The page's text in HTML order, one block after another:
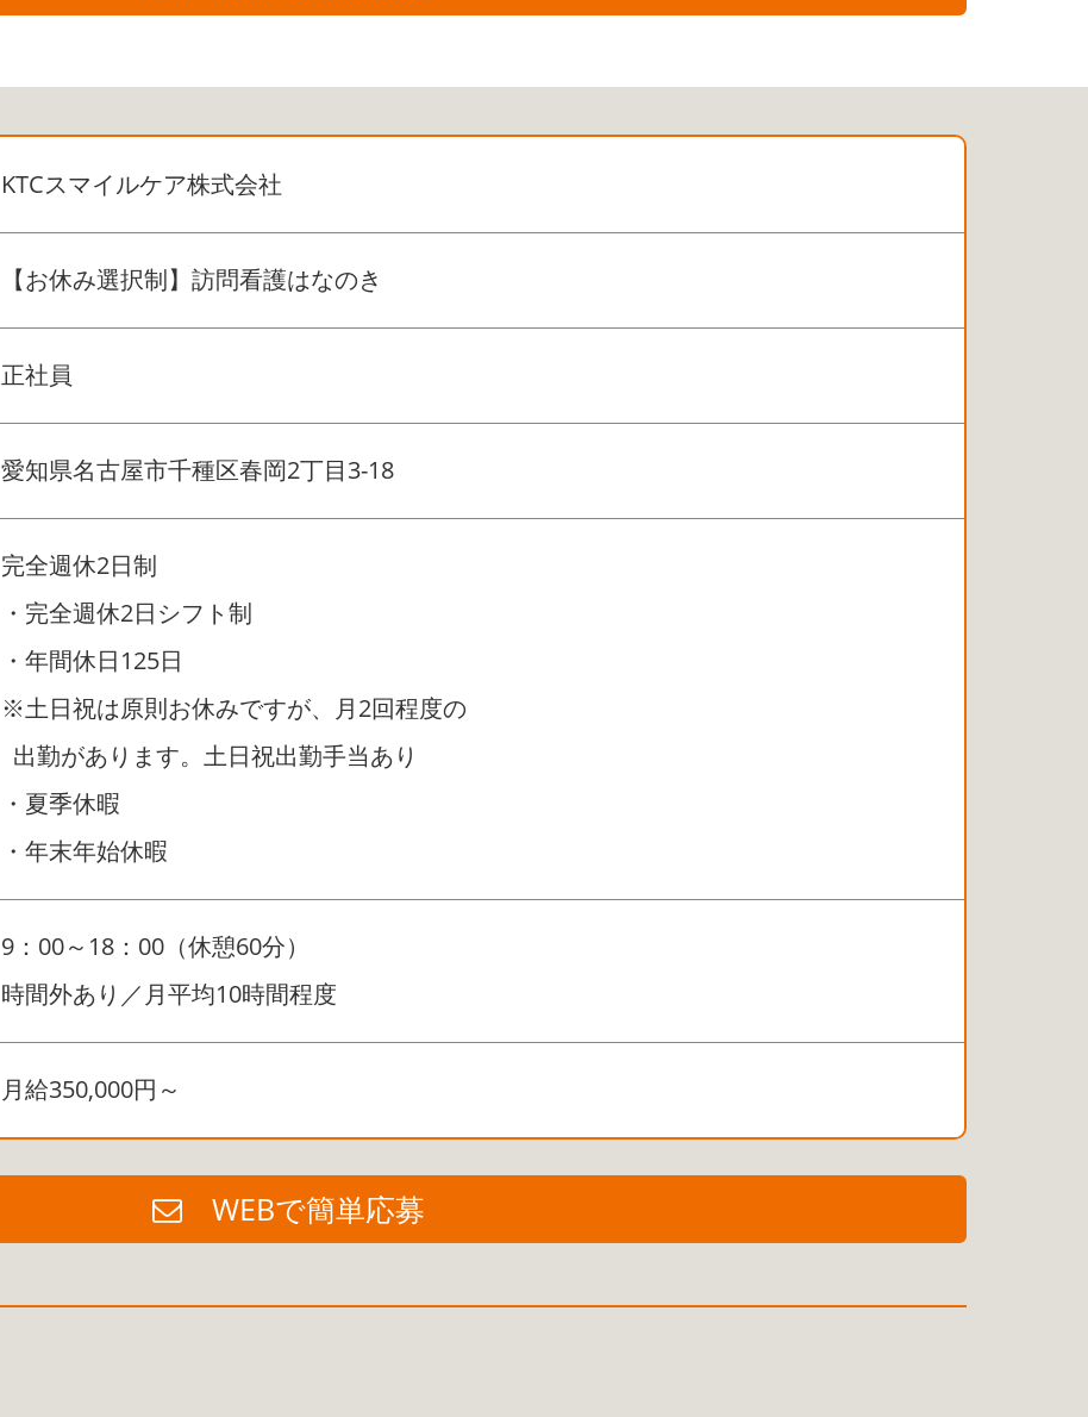
KTCスマイルケア株式会社
【お休み選択制】訪問看護はなのき
正社員
愛知県名古屋市千種区春岡2丁目3-18
完全週休2日制
・完全週休2日シフト制
・年間休日125日
※土日祝は原則お休みですが、月2回程度の
出勤があります。土日祝出勤手当あり
・夏季休暇
・年末年始休暇
9：00～18：00（休憩60分）
時間外あり／月平均10時間程度
月給350,000円～
WEBで簡単応募